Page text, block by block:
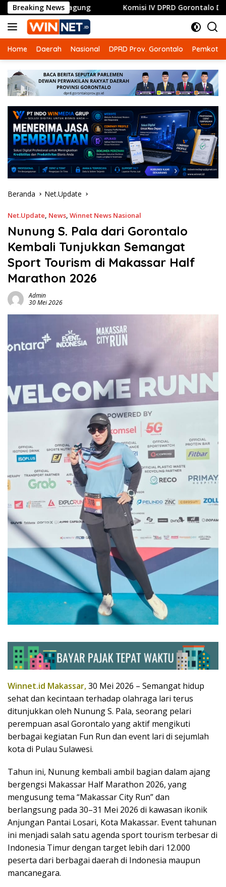
Langsung
ke
konten
Breaking NewsKomisi IV DPRD Gorontalo Dorong RSUD
Home Daerah Nasional DPRD Prov. Gorontalo Pemkot
Beranda Net.Update
Net.Update, News, Winnet News Nasional
Nunung S. Pala dari Gorontalo
Kembali Tunjukkan Semangat
Sport Tourism di Makassar Half
Marathon 2026
Admin
30 Mei 2026
Winnet.id Makassar,30 Mei 2026 – Semangat hidup
sehat dan kecintaan terhadap olahraga lari terus
ditunjukkan oleh Nunung S. Pala, seorang pelari
perempuan asal Gorontalo yang aktif mengikuti
berbagai kegiatan Fun Run dan event lari di sejumlah
kota di Pulau Sulawesi.
Tahun ini, Nunung kembali ambil bagian dalam ajang
bergengsi Makassar Half Marathon 2026, yang
mengusung tema “Makassar City Run” dan
berlangsung pada 30–31 Mei 2026 di kawasan ikonik
Anjungan Pantai Losari, Kota Makassar. Event tahunan
ini menjadi salah satu agenda sport tourism terbesar di
Indonesia Timur dengan target lebih dari 12.000
peserta dari berbagai daerah di Indonesia maupun
mancanegara.